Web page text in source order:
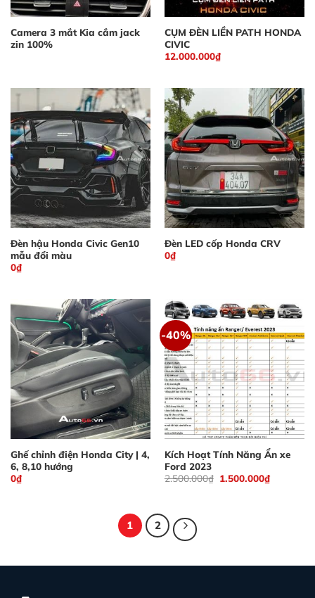
Camera 3 mắt Kia cắm jack
zin 100%
CỤM ĐÈN LIỀN PATH HONDA
CIVIC
12.000.000₫
Đèn hậu Honda Civic Gen10
mẫu đổi màu
0₫
Đèn LED cốp Honda CRV
0₫
Ghế chỉnh điện Honda City | 4,
6, 8,10 hướng
0₫
-40%
Kích Hoạt Tính Năng Ẩn xe
Ford 2023
2.500.000₫ Giá
gốc
1.500.000₫Giá
hiện
1 2